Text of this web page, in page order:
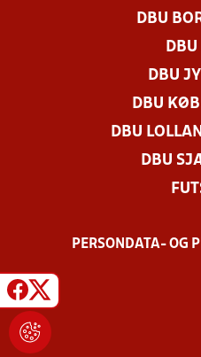
DBU
DBU
DBU
DBU
DBU
DBU
PERSONDATA- OG